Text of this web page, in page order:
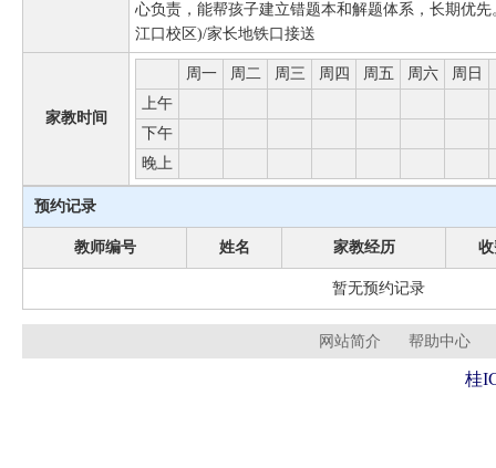
心负责，能帮孩子建立错题本和解题体系，长期优
江口校区)/家长地铁口接送
家教时间
周一 周二 周三 周四 周五 周六 周日
上午
下午
晚上
预约记录
教师编号 姓名 家教经历
暂无预约记录
网站简介 帮助中心
桂